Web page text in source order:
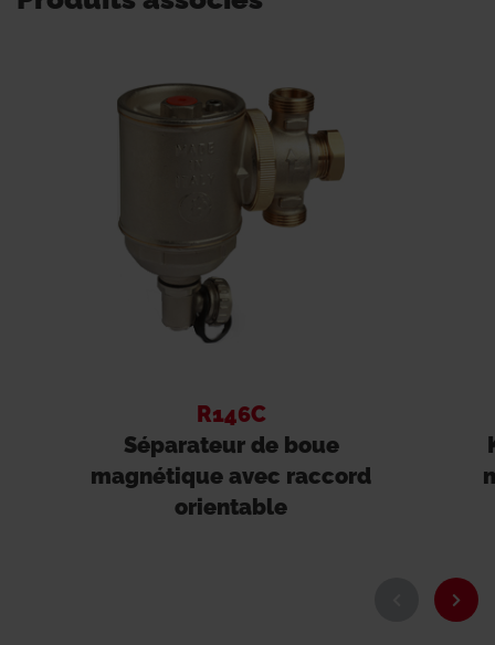
R146C
Séparateur de boue
magnétique avec raccord
orientable